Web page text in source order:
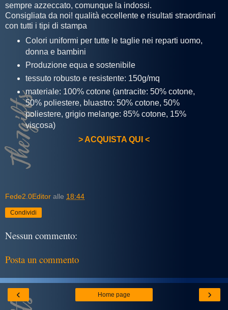
sempre azzeccato, comunque la indossi.
Consigliata da noi! qualità eccellente e risultati straordinari
con tutti i tipi di stampa
Colori uniformi per tutte le taglie nei reparti uomo,
donna e bambini
Produzione equa e sostenibile
tessuto robusto e resistente: 150g/mq
materiale: 100% cotone (antracite: 50% cotone,
50% poliestere, bluastro: 50% cotone, 50%
poliestere, grigio melange: 85% cotone, 15%
viscosa)
> ACQUISTA QUI <
Fede2.0Editor alle 18:44
Condividi
Nessun commento:
Posta un commento
‹ ›
Home page